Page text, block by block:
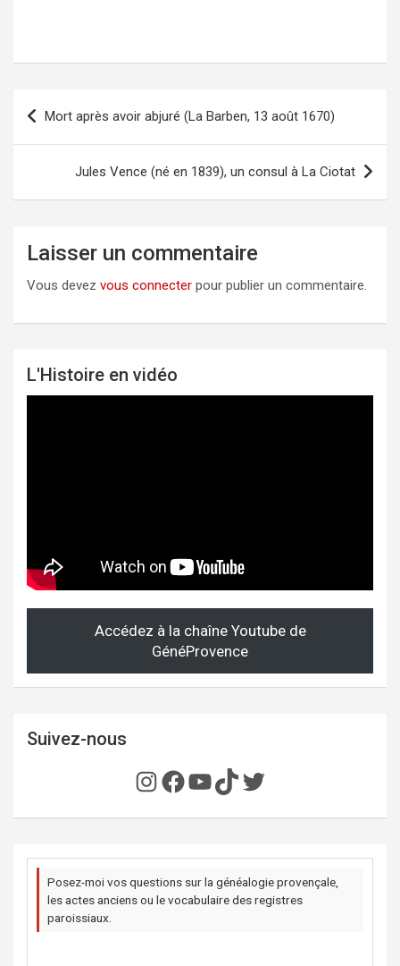
Navigation
de
l’article
Mort après avoir abjuré (La Barben, 13 août 1670)
Jules Vence (né en 1839), un consul à La Ciotat
Laisser un commentaire
Vous devez vous connecter pour publier un commentaire.
L'Histoire en vidéo
Accédez à la chaîne Youtube de
GénéProvence
Suivez-nous
Instagram
Facebook
YouTube
TikTok
Twitter
Posez-moi vos questions sur la généalogie provençale,
les actes anciens ou le vocabulaire des registres
paroissiaux.